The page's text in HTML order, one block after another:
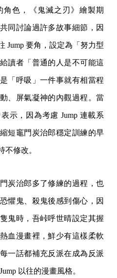
色，《鬼滅之刃》繪製期
同討論過許多故事細節，因
Jump 要角，設定為「努力型
讀者「普通的人是不可能這
「呼吸」一件事就有相當程
、屏氣凝神的內觀過程。當
示，因為考慮 Jump 連載系
短竈門炭治郎穩定訓練的早
不修改。
炭治郎多了修練的過程，也
懼鬼、殺鬼後感到傷心，因
鬼時，吾峠呼世晴設定其握
血漫畫裡，鮮少有這樣柔軟
一話都補充反派在成為反派
以往的漫畫風格。